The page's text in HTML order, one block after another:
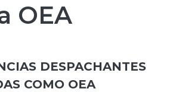
OEA
DESPACHANTES
COMO OEA